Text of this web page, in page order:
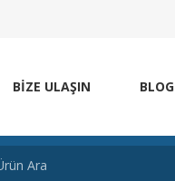
BIZE ULAŞIN BLOG